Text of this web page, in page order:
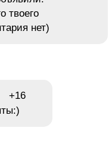
твоего
нет)
+16